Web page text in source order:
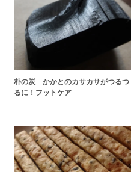
朴の炭 かかとのカサカサがつるつ
るに！フットケア